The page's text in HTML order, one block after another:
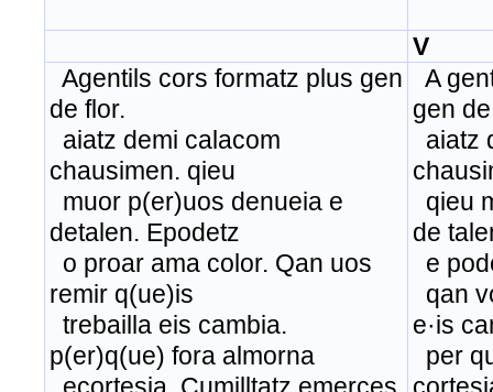
V
Agentils cors formatz plus gen
de flor.
aiatz demi calacom
chausimen. qieu
muor p(er)uos denueia e
detalen. Epodetz
o proar ama color. Qan uos
remir q(ue)is
trebailla eis cambia.
p(er)q(ue) fora almorna
A
gen
aiatz
qieu
de
e
qan
e·is
per